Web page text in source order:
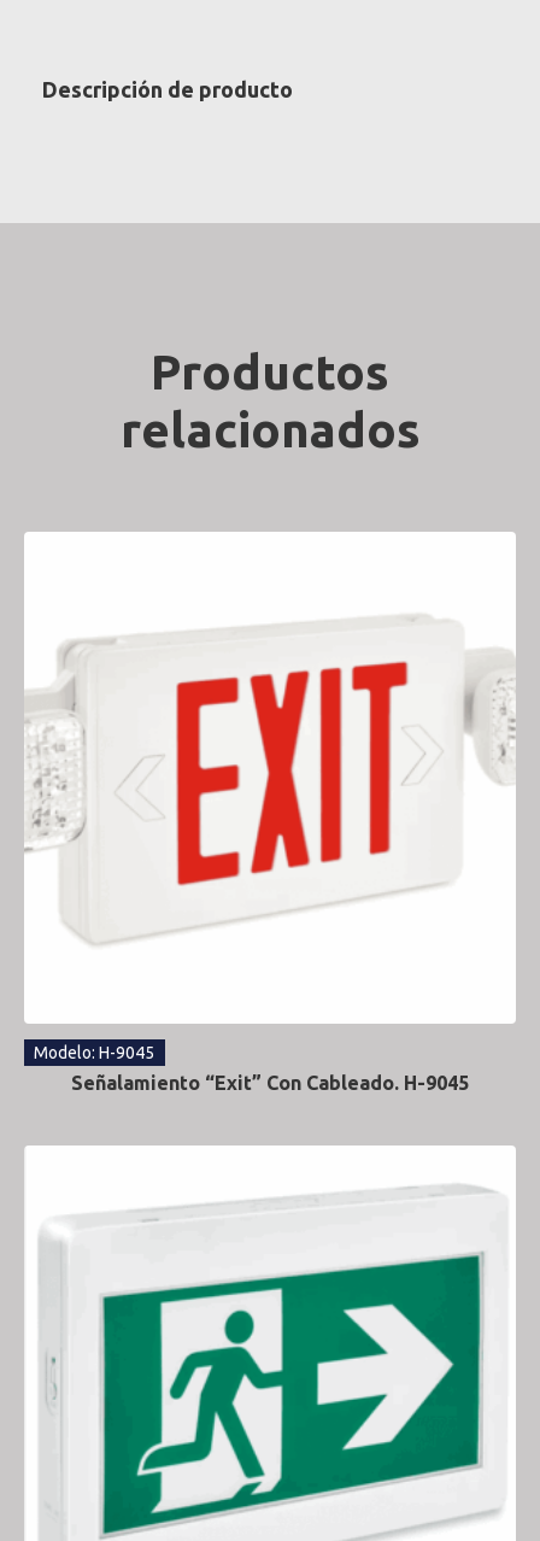
Descripción de producto
Productos
relacionados
Modelo: H-9045
Señalamiento “Exit” Con Cableado. H-9045